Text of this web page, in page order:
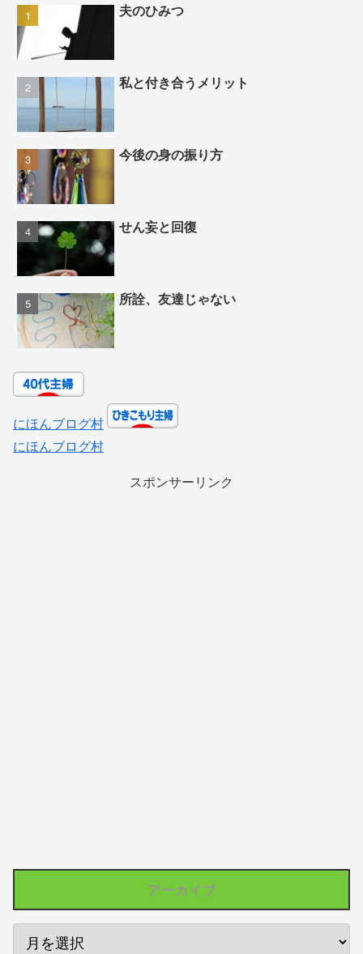
夫のひみつ
私と付き合うメリット
今後の身の振り方
せん妄と回復
所詮、友達じゃない
にほんブログ村
にほんブログ村
スポンサーリンク
アーカイブ